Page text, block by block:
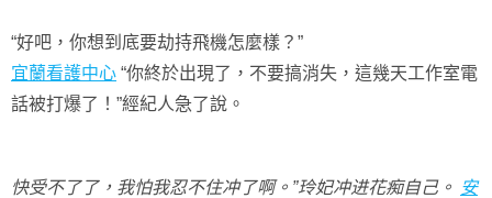
“好吧，你想到底要劫持飛機怎麼樣？”
宜蘭看護中心 “你終於出現了，不要搞消失，這幾天工作室電
話被打爆了！”經紀人急了說。
快受不了了，我怕我忍不住冲了啊。”玲妃冲进花痴自己。 安